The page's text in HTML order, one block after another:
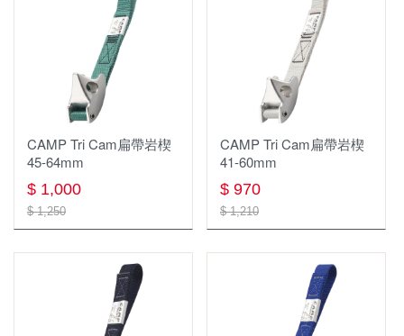
長袖排汗衫
短袖排汗衫
雨衣 防水褲
背心
軟殼外套
風衣外套
保暖外套(刷毛 化纖)
兩件式防水外套
腰包 零錢包 小物袋
單肩休閒背包
側背包
戰術背包
背架式背包
休閒背包
登山背包(50L以上)
燈條
登山杖配件週邊
保溫瓶
水壺水袋週邊
吸管水袋
1~3人 帳篷
4人以上 帳篷
炊事帳 客廳帳
帳篷週邊
天幕 地布
化纖睡袋 蓋毯
睡袋內套
睡眠用具週邊
行軍床
鍋具週邊
不鏽鋼鍋
鋁合金鍋
聚熱強效鍋 效率系統鍋
瓦斯爐
瓦斯
卡式爐
柴火爐 焚火台
餐廚用具
匙叉筷
鍋杓鏟
保溫保冷袋、箱
食品類
戶外傢俱
戶外配件 其它
護膝 綁腿 護脛
車頂帳與週邊
CAMP Tri Cam扁帶岩楔
45-64mm
$ 1,000
$ 1,250
CAMP Tri Cam扁帶岩楔
41-60mm
$ 970
$ 1,210